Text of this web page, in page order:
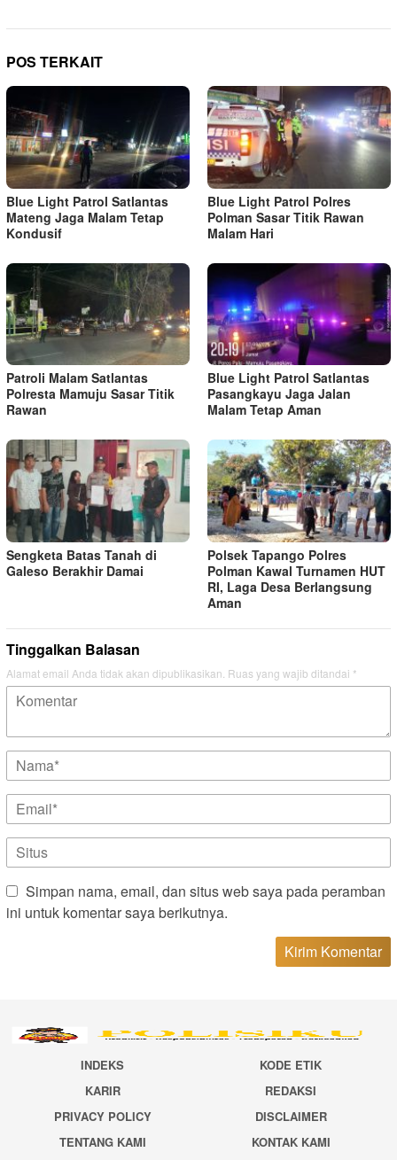
POS TERKAIT
Blue Light Patrol Satlantas
Mateng Jaga Malam Tetap
Kondusif
Blue Light Patrol Polres
Polman Sasar Titik Rawan
Malam Hari
Patroli Malam Satlantas
Polresta Mamuju Sasar Titik
Rawan
Blue Light Patrol Satlantas
Pasangkayu Jaga Jalan
Malam Tetap Aman
Sengketa Batas Tanah di
Galeso Berakhir Damai
Polsek Tapango Polres
Polman Kawal Turnamen HUT
RI, Laga Desa Berlangsung
Aman
Tinggalkan Balasan
Alamat email Anda tidak akan dipublikasikan. Ruas yang wajib ditandai *
Simpan nama, email, dan situs web saya pada peramban
ini untuk komentar saya berikutnya.
INDEKS
KODE ETIK
KARIR
REDAKSI
PRIVACY POLICY
DISCLAIMER
TENTANG KAMI
KONTAK KAMI